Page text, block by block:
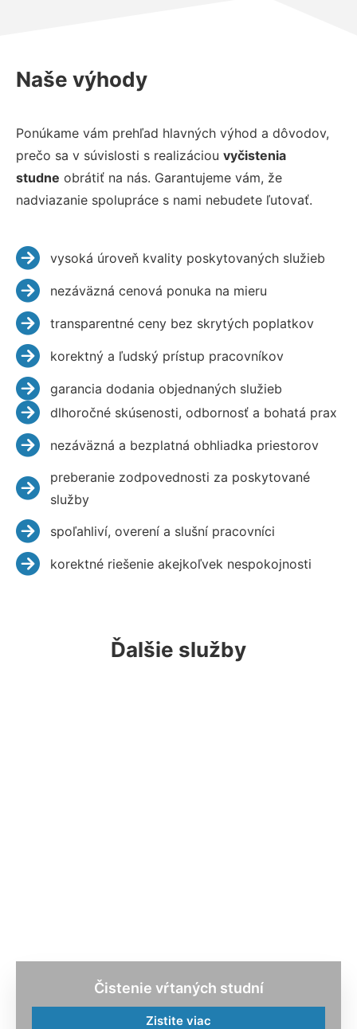
Naše výhody
Ponúkame vám prehľad hlavných výhod a dôvodov,
prečo sa v súvislosti s realizáciou vyčistenia
studne obrátiť na nás. Garantujeme vám, že
nadviazanie spolupráce s nami nebudete ľutovať.
vysoká úroveň kvality poskytovaných služieb
nezáväzná cenová ponuka na mieru
transparentné ceny bez skrytých poplatkov
korektný a ľudský prístup pracovníkov
garancia dodania objednaných služieb
dlhoročné skúsenosti, odbornosť a bohatá prax
nezáväzná a bezplatná obhliadka priestorov
preberanie zodpovednosti za poskytované
služby
spoľahliví, overení a slušní pracovníci
korektné riešenie akejkoľvek nespokojnosti
Ďalšie služby
Čistenie vŕtaných studní
Zistite viac